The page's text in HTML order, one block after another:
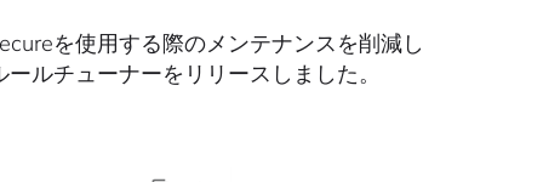
を使用する際のメンテナンスを削減し
ルチューナーをリリースしました。